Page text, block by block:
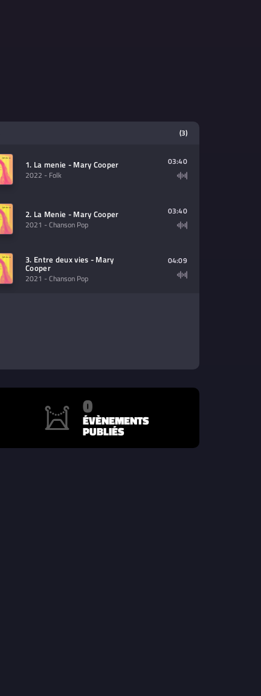
(3)
1. La menie - Mary Cooper
2022 - Folk
03:40
2. La Menie - Mary Cooper
2021 - Chanson Pop
03:40
3. Entre deux vies - Mary
Cooper
2021 - Chanson Pop
04:09
0
ÉVÈNEMENTS
PUBLIÉS